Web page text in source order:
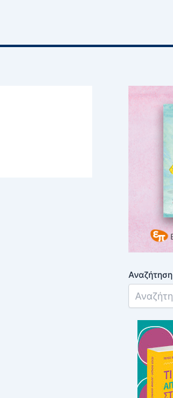
Αναζήτηση